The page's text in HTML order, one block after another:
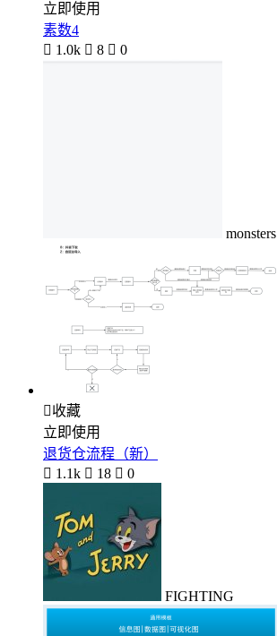
立即使用
素数4
 1.0k  8  0
monsters
收藏
立即使用
退货仓流程（新）
 1.1k  18  0
FIGHTING